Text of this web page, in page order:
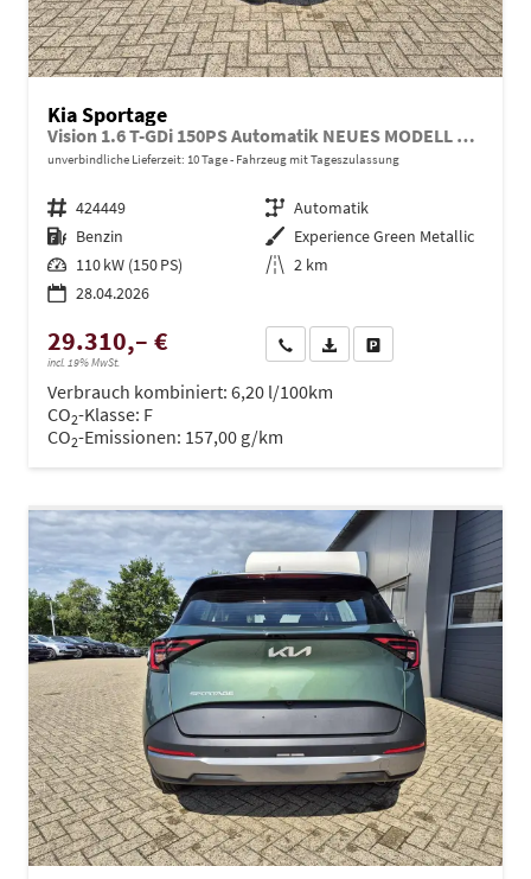
Kia Sportage
Vision 1.6 T-GDi 150PS Automatik NEUES MODELL MY26 FACELIFT Sitzheizung Lenkradheizung Klimaautomatik Navi Bluetooth Touchscreen Apple CarPlay Android Auto PDC v+h 17"LM Rückf.Kamera ACC 2x Keyless
unverbindliche Lieferzeit: 10 Tage Fahrzeug mit Tageszulassung
Fahrzeugnr. 424449 Getriebe Automatik
Kraftstoff Benzin Außenfarbe Experience Green Metallic
Leistung 110 kW (150 PS) Kilometerstand 2 km
28.04.2026
29.310,– €
incl. 19% MwSt.
Wir rufen Sie anPDF-Datei, Fahrzeugexposé
Verbrauch kombiniert: 6,20 l/100km
CO2-Klasse: F
CO2-Emissionen: 157,00 g/km